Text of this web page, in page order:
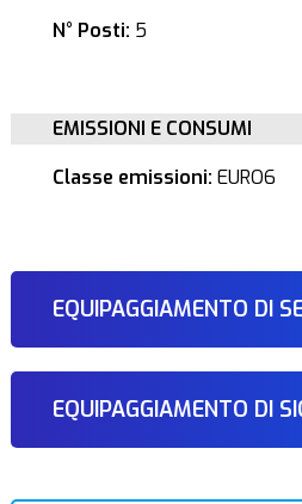
N° Posti: 5
EMISSIONI E CONSUMI
Classe emissioni: EURO6
EQUIPAGGIAMENTO DI
EQUIPAGGIAMENTO DI